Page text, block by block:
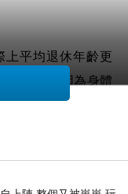
上平均退休年齡更
休，也有因為身體
如何，退休後的生
能往往快速退化，
反而讓身體出現急